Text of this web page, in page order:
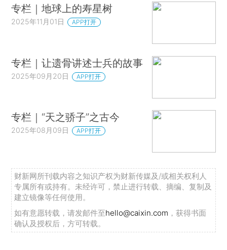
专栏｜地球上的寿星树
2025年11月01日 APP打开
专栏｜让遗骨讲述士兵的故事
2025年09月20日 APP打开
专栏｜“天之骄子”之古今
2025年08月09日 APP打开
财新网所刊载内容之知识产权为财新传媒及/或相关权利人
专属所有或持有。未经许可，禁止进行转载、摘编、复制及
建立镜像等任何使用。
如有意愿转载，请发邮件至hello@caixin.com ，获得书面
确认及授权后，方可转载。